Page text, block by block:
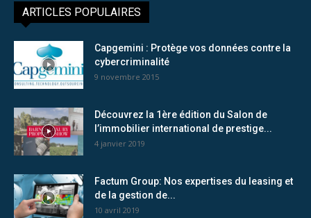
ARTICLES POPULAIRES
Capgemini : Protège vos données contre la
cybercriminalité
9 novembre 2015
Découvrez la 1ère édition du Salon de
l’immobilier international de prestige...
4 janvier 2019
Factum Group: Nos expertises du leasing et
de la gestion de...
10 avril 2019